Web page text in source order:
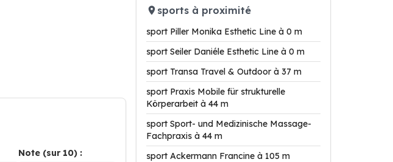
Note (sur 10) :
sports à proximité
sport Piller Monika Esthetic Line à 0 m
sport Seiler Daniéle Esthetic Line à 0 m
sport Transa Travel & Outdoor à 37 m
sport Praxis Mobile für strukturelle
Körperarbeit à 44 m
sport Sport- und Medizinische Massage-
Fachpraxis à 44 m
sport Ackermann Francine à 105 m